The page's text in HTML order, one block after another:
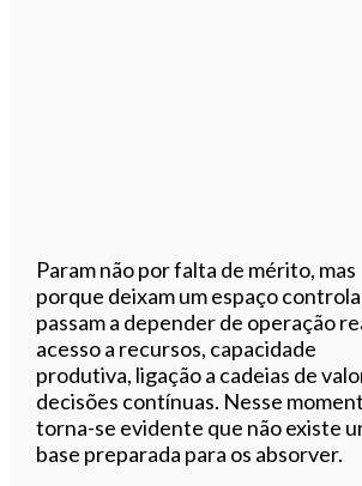
Param não por falta de mérito, mas
porque deixam um espaço
passam a depender de operação
acesso a recursos, capacidade
produtiva, ligação a cadeias de
decisões contínuas. Nesse
torna-se evidente que não existe
base preparada para os absorver.